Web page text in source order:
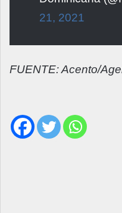
21, 2021
FUENTE: Acento/